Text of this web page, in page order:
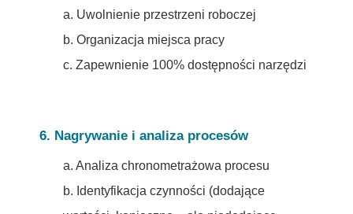
a. Uwolnienie przestrzeni roboczej
b. Organizacja miejsca pracy
c. Zapewnienie 100% dostępności narzędzi
6. Nagrywanie i analiza procesów
a. Analiza chronometrażowa procesu
b. Identyfikacja czynności (dodające